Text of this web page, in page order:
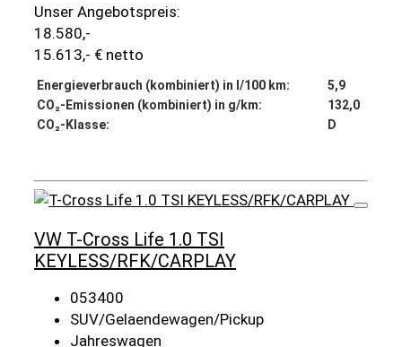
Unser Angebotspreis:
18.580,-
15.613,- € netto
Energieverbrauch (kombiniert) in l/100 km:
5,9
CO₂-Emissionen (kombiniert) in g/km:
132,0
CO₂-Klasse:
D
VW T-Cross Life 1.0 TSI
KEYLESS/RFK/CARPLAY
053400
SUV/Gelaendewagen/Pickup
Jahreswagen